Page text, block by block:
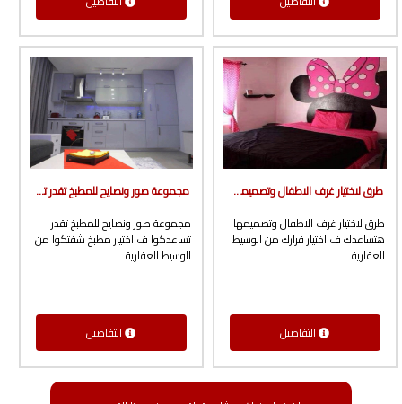
طرق لاختيار غرف الاطفال وتصميمها هتساعدك ف اختيار قرارك من الوسيط العقارية
طرق لاختيار غرف الاطفال وتصميمها
هتساعدك ف اختيار قرارك من الوسيط
العقارية
التفاصيل
مجموعة صور ونصايح للمطبخ تقدر تساعدكوا ف اختيار مطبخ شقتكوا من الوسيط العقارية
مجموعة صور ونصايح للمطبخ تقدر
تساعدكوا ف اختيار مطبخ شقتكوا من
الوسيط العقارية
التفاصيل